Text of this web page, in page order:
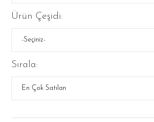
Masa Örtüsü
Amerikan Servis
Runner
Puf
Şezlong
Ürün Çeşidi:
Sırala: